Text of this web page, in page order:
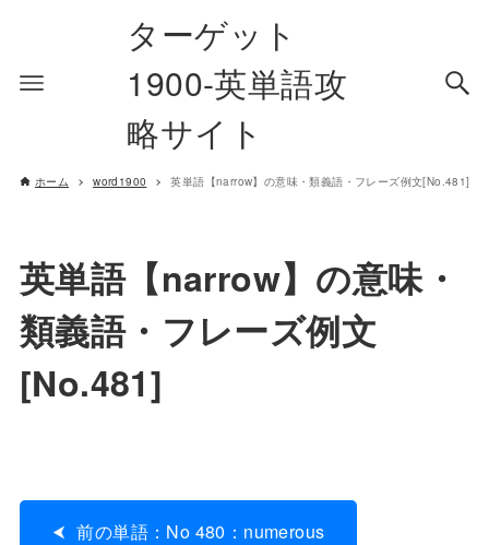
ターゲット
1900-英単語攻
略サイト
ホーム word1900 英単語【narrow】の意味・類義語・フレーズ例文[No.481]
英単語【narrow】の意味・
類義語・フレーズ例文
[No.481]
前の単語：No 480：numerous